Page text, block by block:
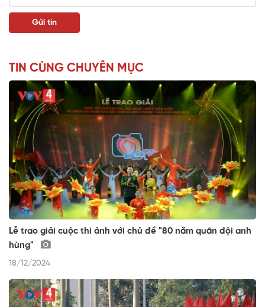
TIN CÙNG CHUYÊN MỤC
Lễ trao giải cuộc thi ảnh với chủ đề "80 năm quân đội anh
hùng"
18/12/2024